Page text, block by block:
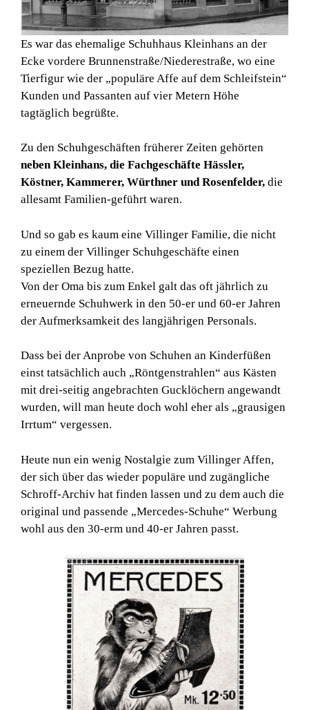
Es war das ehemalige Schuhhaus Kleinhans an der
Ecke vordere Brunnenstraße/Niederestraße, wo eine
Tierfigur wie der „populäre Affe auf dem Schleifstein“
Kunden und Passanten auf vier Metern Höhe
tagtäglich begrüßte.
Zu den Schuhgeschäften früherer Zeiten gehörten
neben Kleinhans, die Fachgeschäfte Hässler,
Köstner, Kammerer, Würthner und Rosenfelder, die
allesamt Familien-geführt waren.
Und so gab es kaum eine Villinger Familie, die nicht
zu einem der Villinger Schuhgeschäfte einen
speziellen Bezug hatte.
Von der Oma bis zum Enkel galt das oft jährlich zu
erneuernde Schuhwerk in den 50-er und 60-er Jahren
der Aufmerksamkeit des langjährigen Personals.
Dass bei der Anprobe von Schuhen an Kinderfüßen
einst tatsächlich auch „Röntgenstrahlen“ aus Kästen
mit drei-seitig angebrachten Gucklöchern angewandt
wurden, will man heute doch wohl eher als „grausigen
Irrtum“ vergessen.
Heute nun ein wenig Nostalgie zum Villinger Affen,
der sich über das wieder populäre und zugängliche
Schroff-Archiv hat finden lassen und zu dem auch die
original und passende „Mercedes-Schuhe“ Werbung
wohl aus den 30-erm und 40-er Jahren passt.